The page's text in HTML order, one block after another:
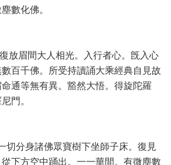
數化佛。
眉間大人相光。入行者心。旣入心
百千佛。所受持讀誦大乘經典自見故
通等無有異。豁然大悟。得旋陀羅
門。
分身諸佛眾寶樹下坐師子床。復見
下方空中踊出。一一華間。有微塵數